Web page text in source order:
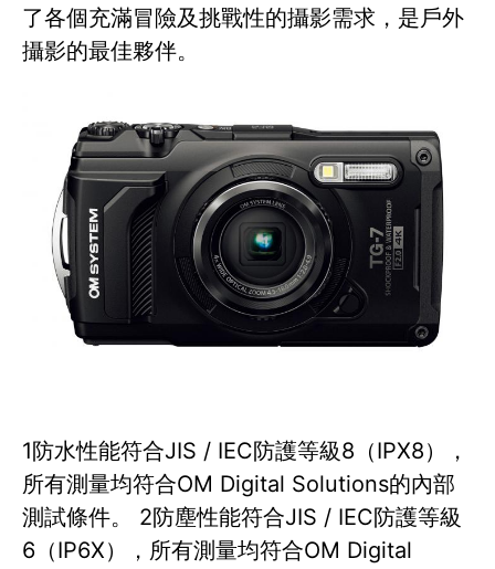
了各個充滿冒險及挑戰性的攝影需求，是戶外
攝影的最佳夥伴。
1防水性能符合JIS / IEC防護等級8（IPX8），
所有測量均符合OM Digital Solutions的內部
測試條件。 2防塵性能符合JIS / IEC防護等級
6（IP6X），所有測量均符合OM Digital